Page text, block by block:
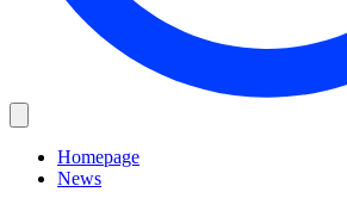
Homepage
News